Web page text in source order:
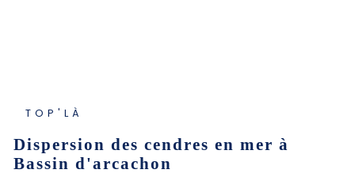
TOP'LÀ
dispersion des cendres en mer à
Bassin d'arcachon